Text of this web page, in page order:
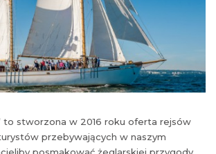
to stworzona w 2016 roku oferta rejsów
przebywających w naszym
posmakować żeglarskiej przygody